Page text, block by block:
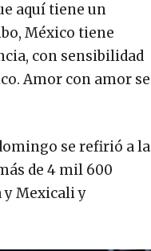
aquí tiene un
México tiene
con sensibilidad
Amor con amor se
se refirió a la
de 4 mil 600
y Mexicali y